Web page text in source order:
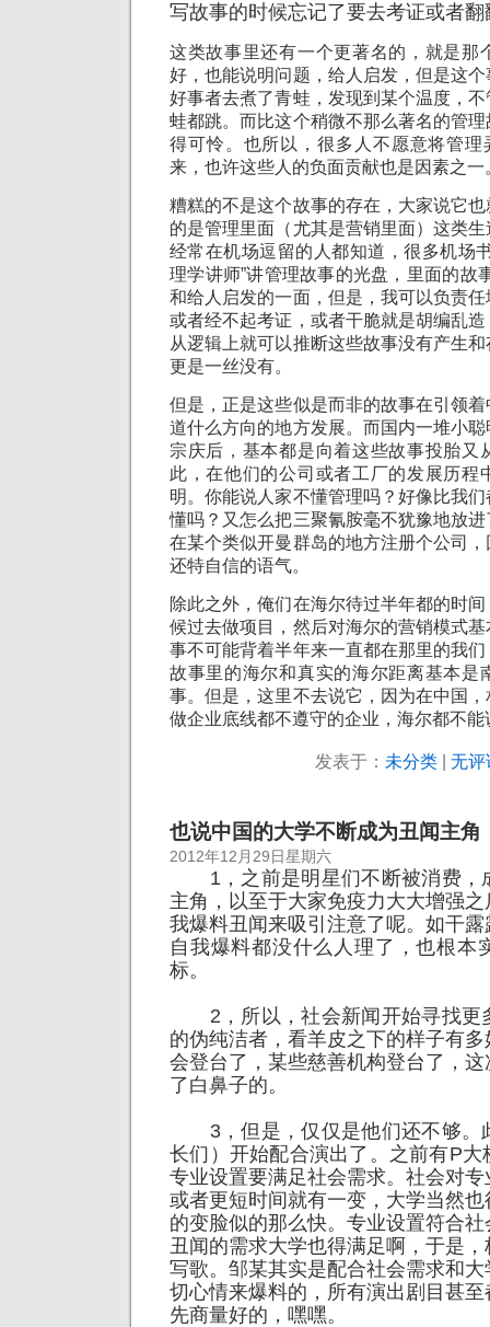
写故事的时候忘记了要去考证或者翻
这类故事里还有一个更著名的，就是那
好，也能说明问题，给人启发，但是这
好事者去煮了青蛙，发现到某个温度，
蛙都跳。而比这个稍微不那么著名的管
得可怜。也所以，很多人不愿意将管理
来，也许这些人的负面贡献也是因素之一
糟糕的不是这个故事的存在，大家说它
的是管理里面（尤其是营销里面）这类
经常在机场逗留的人都知道，很多机场
理学讲师”讲管理故事的光盘，里面的故
和给人启发的一面，但是，我可以负责
或者经不起考证，或者干脆就是胡编乱
从逻辑上就可以推断这些故事没有产生
更是一丝没有。
但是，正是这些似是而非的故事在引领
道什么方向的地方发展。而国内一堆小
宗庆后，基本都是向着这些故事投胎又
此，在他们的公司或者工厂的发展历程
明。你能说人家不懂管理吗？好像比我
懂吗？又怎么把三聚氰胺毫不犹豫地放
在某个类似开曼群岛的地方注册个公司
还特自信的语气。
除此之外，俺们在海尔待过半年都的时
候过去做项目，然后对海尔的营销模式
事不可能背着半年来一直都在那里的我
故事里的海尔和真实的海尔距离基本是
事。但是，这里不去说它，因为在中国
做企业底线都不遵守的企业，海尔都不能
发表于： 未分类| 无评
也说中国的大学不断成为丑闻主角
2012年12月29日星期六
1，之前是明星们不断被消费，
主角，以至于大家免疫力大大增强
我爆料丑闻来吸引注意了呢。如干
自我爆料都没什么人理了，也根本
标。
2，所以，社会新闻开始寻找更
的伪纯洁者，看羊皮之下的样子有
会登台了，某些慈善机构登台了，
了白鼻子的。
3，但是，仅仅是他们还不够。
长们）开始配合演出了。之前有P大
专业设置要满足社会需求。社会对
或者更短时间就有一变，大学当然
的变脸似的那么快。专业设置符合
丑闻的需求大学也得满足啊，于是
写歌。邹某其实是配合社会需求和
切心情来爆料的，所有演出剧目甚
先商量好的，嘿嘿。